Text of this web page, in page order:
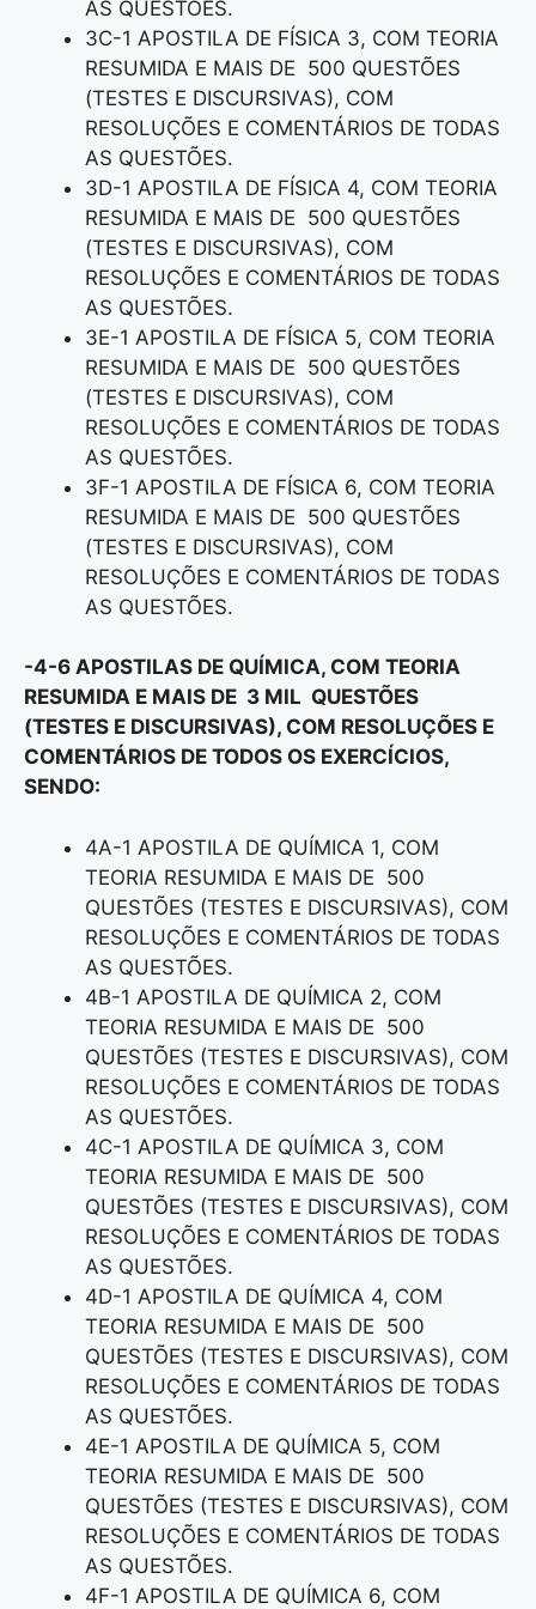
AS QUESTÕES.
3C-1 APOSTILA DE FÍSICA 3, COM TEORIA
RESUMIDA E MAIS DE 500 QUESTÕES
(TESTES E DISCURSIVAS), COM
RESOLUÇÕES E COMENTÁRIOS DE TODAS
AS QUESTÕES.
3D-1 APOSTILA DE FÍSICA 4, COM TEORIA
RESUMIDA E MAIS DE 500 QUESTÕES
(TESTES E DISCURSIVAS), COM
RESOLUÇÕES E COMENTÁRIOS DE TODAS
AS QUESTÕES.
3E-1 APOSTILA DE FÍSICA 5, COM TEORIA
RESUMIDA E MAIS DE 500 QUESTÕES
(TESTES E DISCURSIVAS), COM
RESOLUÇÕES E COMENTÁRIOS DE TODAS
AS QUESTÕES.
3F-1 APOSTILA DE FÍSICA 6, COM TEORIA
RESUMIDA E MAIS DE 500 QUESTÕES
(TESTES E DISCURSIVAS), COM
RESOLUÇÕES E COMENTÁRIOS DE TODAS
AS QUESTÕES.
-4-6 APOSTILAS DE QUÍMICA, COM TEORIA
RESUMIDA E MAIS DE 3 MIL QUESTÕES
(TESTES E DISCURSIVAS), COM RESOLUÇÕES E
COMENTÁRIOS DE TODOS OS EXERCÍCIOS,
SENDO:
4A-1 APOSTILA DE QUÍMICA 1, COM
TEORIA RESUMIDA E MAIS DE 500
QUESTÕES (TESTES E DISCURSIVAS), COM
RESOLUÇÕES E COMENTÁRIOS DE TODAS
AS QUESTÕES.
4B-1 APOSTILA DE QUÍMICA 2, COM
TEORIA RESUMIDA E MAIS DE 500
QUESTÕES (TESTES E DISCURSIVAS), COM
RESOLUÇÕES E COMENTÁRIOS DE TODAS
AS QUESTÕES.
4C-1 APOSTILA DE QUÍMICA 3, COM
TEORIA RESUMIDA E MAIS DE 500
QUESTÕES (TESTES E DISCURSIVAS), COM
RESOLUÇÕES E COMENTÁRIOS DE TODAS
AS QUESTÕES.
4D-1 APOSTILA DE QUÍMICA 4, COM
TEORIA RESUMIDA E MAIS DE 500
QUESTÕES (TESTES E DISCURSIVAS), COM
RESOLUÇÕES E COMENTÁRIOS DE TODAS
AS QUESTÕES.
4E-1 APOSTILA DE QUÍMICA 5, COM
TEORIA RESUMIDA E MAIS DE 500
QUESTÕES (TESTES E DISCURSIVAS), COM
RESOLUÇÕES E COMENTÁRIOS DE TODAS
AS QUESTÕES.
4F-1 APOSTILA DE QUÍMICA 6, COM